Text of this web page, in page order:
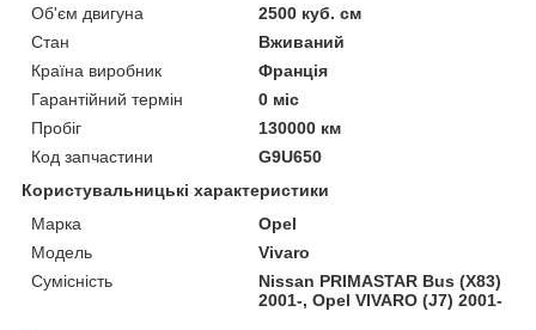
Об'єм двигуна
2500 куб. см
Стан
Вживаний
Країна виробник
Франція
Гарантійний термін
0 міс
Пробіг
130000 км
Код запчастини
G9U650
Користувальницькі характеристики
Марка
Opel
Модель
Vivaro
Сумісність
Nissan PRIMASTAR Bus (X83)
2001-, Opel VIVARO (J7) 2001-